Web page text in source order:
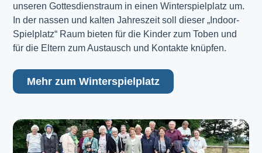
unseren Gottesdienstraum in einen Winterspielplatz um.
In der nassen und kalten Jahreszeit soll dieser „Indoor-
Spielplatz“ Raum bieten für die Kinder zum Toben und
für die Eltern zum Austausch und Kontakte knüpfen.
Mehr zum Winterspielplatz